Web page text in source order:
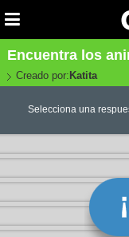
Encuentra los
Creado por: Katita
Selecciona una